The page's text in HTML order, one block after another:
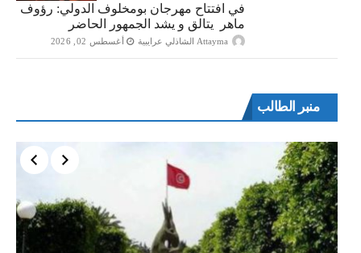
في افتتاح مهرجان بومخلوف الدولي: رؤوف
ماهر يتالق و يشد الجمهور الحاضر
Attayma الشاذلي عرايبية أغسطس 02, 2026
منبر الطالب